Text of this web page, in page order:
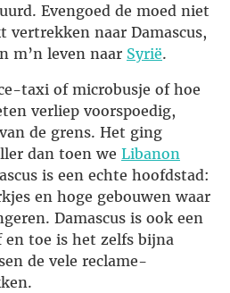
Evengoed de moed niet
vertrekken naar Damascus,
m’n leven naar Syrië.
taxi of microbusje of hoe
verliep voorspoedig,
de grens. Het ging
dan toen we Libanon
is een echte hoofdstad:
en hoge gebouwen waar
Damascus is ook een
en toe is het zelfs bijna
de vele reclame-